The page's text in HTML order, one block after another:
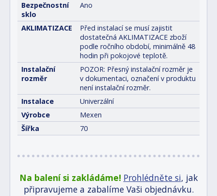
Bezpečnostní
sklo
Ano
AKLIMATIZACE
Před instalací se musí zajistit
dostatečná AKLIMATIZACE zboží
podle ročního období, minimálně 48
hodin při pokojové teplotě.
Instalační
rozměr
POZOR: Přesný instalační rozměr je
v dokumentaci, označení v produktu
není instalační rozměr.
Instalace
Univerzální
Výrobce
Mexen
Šířka
70
Na balení si zakládáme! Prohlédněte si, jak
připravujeme a zabalíme Vaši objednávku.